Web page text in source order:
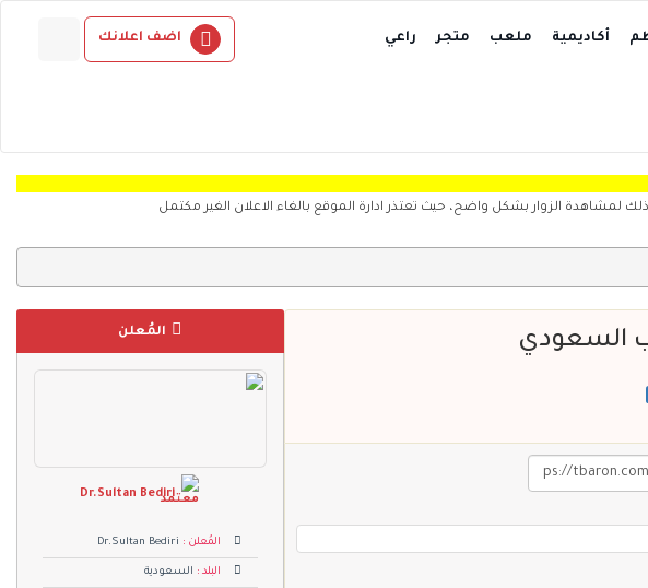
أكاديمية ملعب متجر راعي اضف اعلانك
الزوار بشكل واضح، حيث تعتذر ادارة الموقع بالغاء الاعلان الغير مكتمل
السعودي المُعلن
Dr.Sultan Bediri
المُعلن : Dr.Sultan Bediri
البلد : السعودية